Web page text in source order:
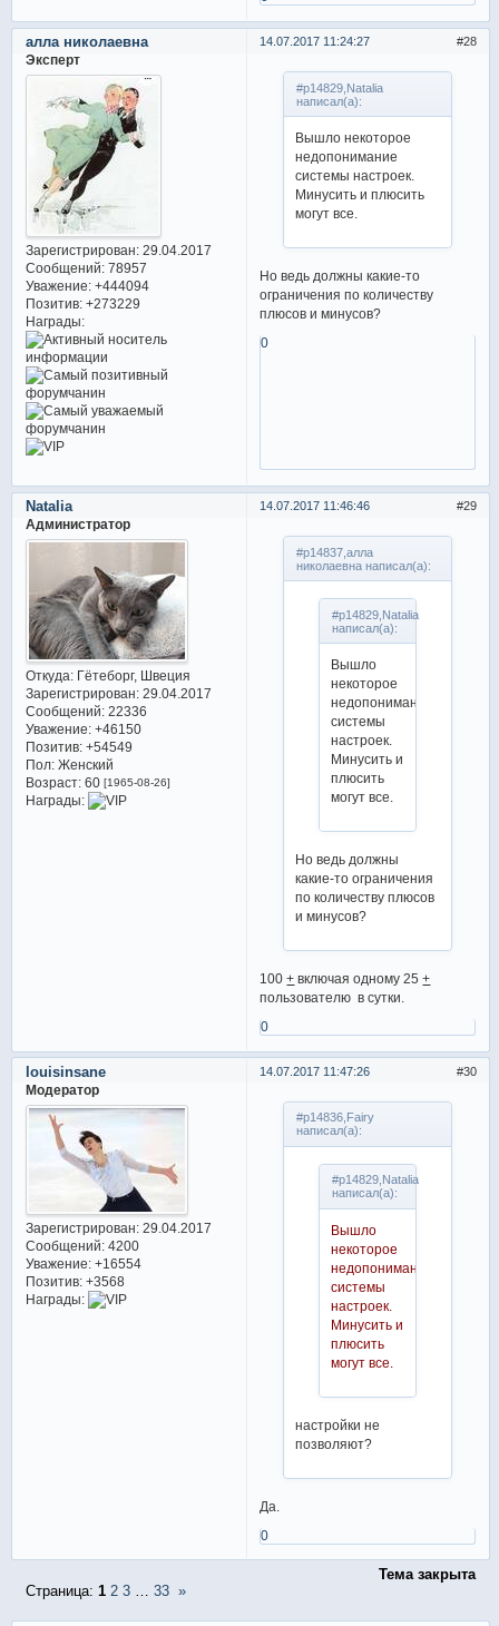
28
14.07.2017 11:24:27
алла николаевна
Эксперт
Зарегистрирован: 29.04.2017
Сообщений:78957
Уважение: +444094
Позитив: +273229
Награды:
#p14829,Natalia
написал(а):
Вышло некоторое
недопонимание
системы настроек.
Минусить и плюсить
могут все.
Но ведь должны какие-то
ограничения по количеству
плюсов и минусов?
0
29
14.07.2017 11:46:46
Natalia
Администратор
Откуда:Гётеборг, Швеция
Зарегистрирован: 29.04.2017
Сообщений:22336
Уважение: +46150
Позитив: +54549
Пол:Женский
Возраст:60 [1965-08-26]
Награды:
#p14837,алла
николаевна написал(а):
#p14829,Natalia
написал(а):
Вышло
некоторое
недопонимание
системы
настроек.
Минусить и
плюсить
могут все.
Но ведь должны
какие-то ограничения
по количеству плюсов
и минусов?
100+ включая одному 25+
пользователю в сутки.
0
30
14.07.2017 11:47:26
louisinsane
Модератор
Зарегистрирован: 29.04.2017
Сообщений:4200
Уважение: +16554
Позитив: +3568
Награды:
#p14836,Fairy
написал(а):
#p14829,Natalia
написал(а):
Вышло
некоторое
недопонимание
системы
настроек.
Минусить и
плюсить
могут все.
настройки не
позволяют?
Да.
0
Тема закрыта
Страница: 1 2 3 … 33 »